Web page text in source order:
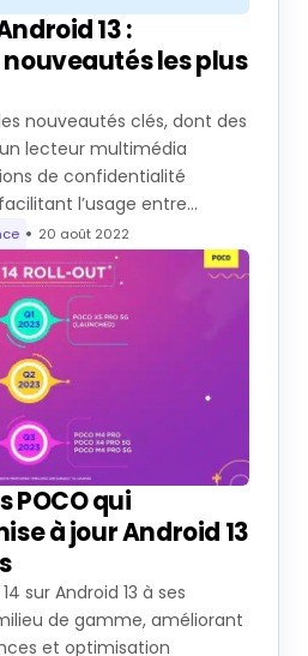
l’usage entre…
20 août 2022
POCO qui
à jour Android 13
sur Android 13 à ses
de gamme, améliorant
et optimisation
Photon.
7 mars 2023